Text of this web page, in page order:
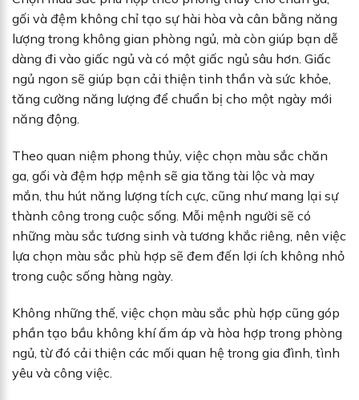
gối và đệm không chỉ tạo sự hài hòa và cân bằng năng
lượng trong không gian phòng ngủ, mà còn giúp bạn dễ
dàng đi vào giấc ngủ và có một giấc ngủ sâu hơn. Giấc
ngủ ngon sẽ giúp bạn cải thiện tinh thần và sức khỏe,
tăng cường năng lượng để chuẩn bị cho một ngày mới
năng động.
Theo quan niệm phong thủy, việc chọn màu sắc chăn
ga, gối và đệm hợp mệnh sẽ gia tăng tài lộc và may
mắn, thu hút năng lượng tích cực, cũng như mang lại sự
thành công trong cuộc sống. Mỗi mệnh người sẽ có
những màu sắc tương sinh và tương khắc riêng, nên việc
lựa chọn màu sắc phù hợp sẽ đem đến lợi ích không nhỏ
trong cuộc sống hàng ngày.
Không những thế, việc chọn màu sắc phù hợp cũng góp
phần tạo bầu không khí ấm áp và hòa hợp trong phòng
ngủ, từ đó cải thiện các mối quan hệ trong gia đình, tình
yêu và công việc.